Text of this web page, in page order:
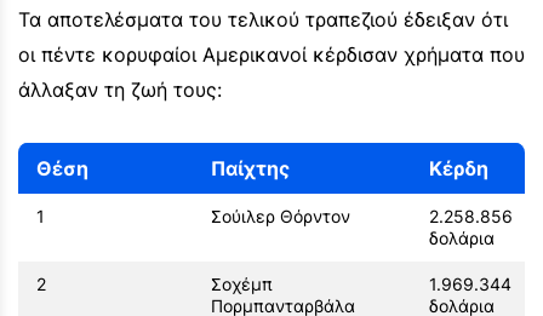
Τα αποτελέσματα του τελικού τραπεζιού έδειξαν ότι
οι πέντε κορυφαίοι Αμερικανοί κέρδισαν χρήματα που
άλλαξαν τη ζωή τους:
Θέση Παίχτης Κέρδη
1 Σούιλερ Θόρντον
2.258.856
δολάρια
2
Σοχέμπ
Πορμπανταρβάλα
1.969.344
δολάρια